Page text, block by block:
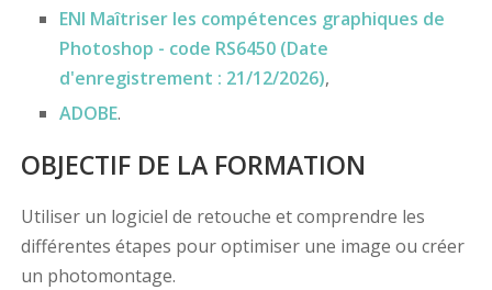
ENI Maîtriser les compétences graphiques de
Photoshop - code RS6450 (Date
d'enregistrement : 21/12/2026),
ADOBE.
OBJECTIF DE LA FORMATION
Utiliser un logiciel de retouche et comprendre les
différentes étapes pour optimiser une image ou créer
un photomontage.